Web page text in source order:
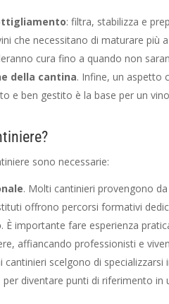
: filtra, stabilizza e
che necessitano di maturare più
cura fino a quando non
della cantina. Infine, un aspetto
e ben gestito è la base per un
sono necessarie:
. Molti cantinieri provengono
offrono percorsi formativi
. È importante fare esperienza
affiancando professionisti e
cantinieri scelgono di
diventare punti di riferimento in